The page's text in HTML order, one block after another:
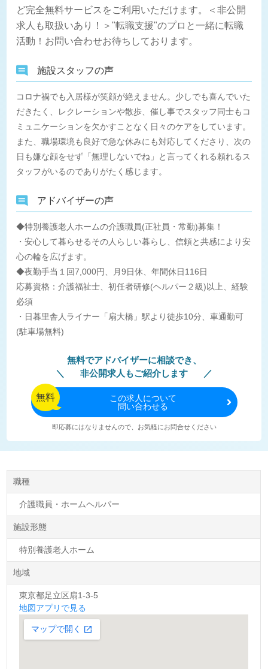
ど完全無料サービスをご利用いただけます。＜非公開
求人も取扱いあり！＞"転職支援"のプロと一緒に転職
活動！お問い合わせお待ちしております。
施設スタッフの声
コロナ禍でも入居様が笑顔が絶えません。少しでも喜んでいた
だきたく、レクレーションや散歩、催し事でスタッフ同士もコ
ミュニケーションを欠かすことなく日々のケアをしています。
また、職場環境も良好で急な休みにも対応してくださり、次の
日も嫌な顔をせず「無理しないでね」と言ってくれる頼れるス
タッフがいるのでありがたく感じます。
アドバイザーの声
◆特別養護老人ホームの介護職員(正社員・常勤)募集！
・安心して暮らせるその人らしい暮らし、信頼と共感により安
心の輪を広げます。
◆夜勤手当１回7,000円、月9日休、年間休日116日
応募資格：介護福祉士、初任者研修(ヘルパー２級)以上、経験
必須
・日暮里舎人ライナー「扇大橋」駅より徒歩10分、車通勤可
(駐車場無料)
無料でアドバイザーに相談でき、
非公開求人もご紹介します
無料 この求人について
問い合わせる
即応募にはなりませんので、お気軽にお問合せください
職種
介護職員・ホームヘルパー
施設形態
特別養護老人ホーム
地域
東京都足立区扇1-3-5
地図アプリで見る